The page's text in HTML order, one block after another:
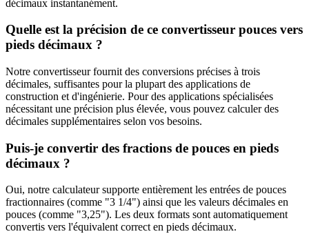
décimaux instantanément.
Quelle est la précision de ce convertisseur pouces vers
pieds décimaux ?
Notre convertisseur fournit des conversions précises à trois
décimales, suffisantes pour la plupart des applications de
construction et d'ingénierie. Pour des applications spécialisées
nécessitant une précision plus élevée, vous pouvez calculer des
décimales supplémentaires selon vos besoins.
Puis-je convertir des fractions de pouces en pieds
décimaux ?
Oui, notre calculateur supporte entièrement les entrées de pouces
fractionnaires (comme "3 1/4") ainsi que les valeurs décimales en
pouces (comme "3,25"). Les deux formats sont automatiquement
convertis vers l'équivalent correct en pieds décimaux.